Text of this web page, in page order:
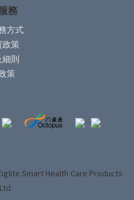
務
方式
政策
細則
策
Smart Health Care Products